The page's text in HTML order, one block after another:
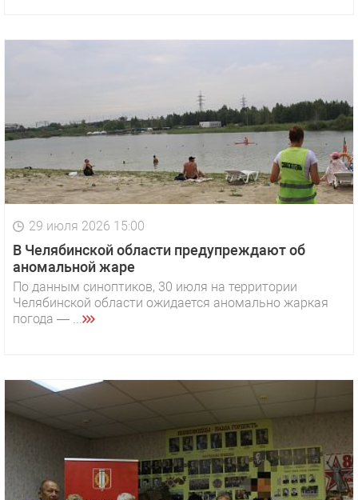
29 июля 2026 15:00
В Челябинской области предупреждают об
аномальной жаре
По данным синоптиков, 30 июля на территории
Челябинской области ожидается аномально жаркая
погода — ...